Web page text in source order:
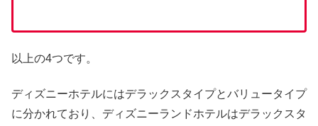
以上の4つです。
ディズニーホテルにはデラックスタイプとバリュータイプ
に分かれており、ディズニーランドホテルはデラックスタ